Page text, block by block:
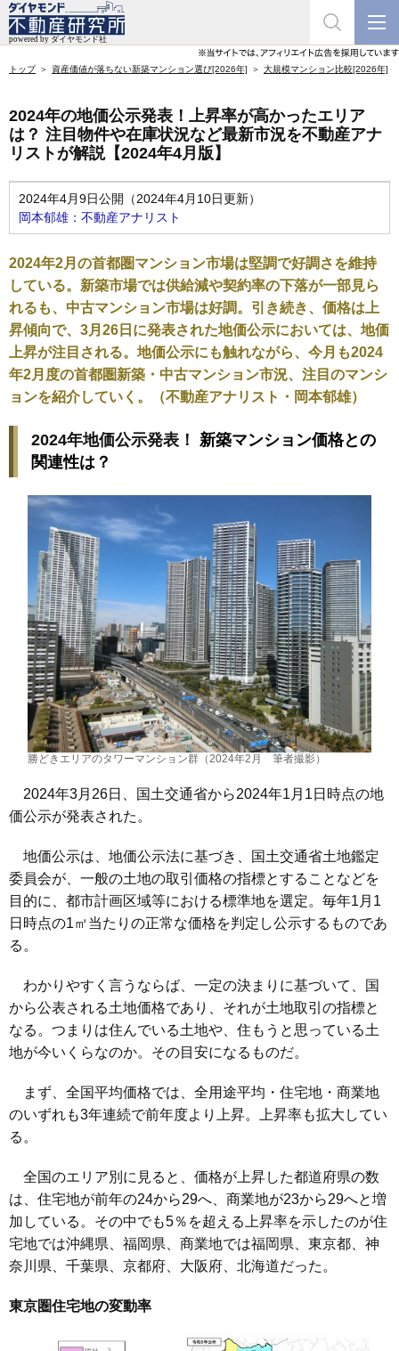
トップ 資産価値が落ちない新築マンション選び[2026年] 大規模マンション比較[2026年]
2024年の地価公示発表！上昇率が高かったエリア
は？ 注目物件や在庫状況など最新市況を不動産アナ
リストが解説【2024年4月版】
2024年4月9日公開（2024年4月10日更新）
岡本郁雄：不動産アナリスト
2024年2月の首都圏マンション市場は堅調で好調さを維持
している。新築市場では供給減や契約率の下落が一部見ら
れるも、中古マンション市場は好調。引き続き、価格は上
昇傾向で、3月26日に発表された地価公示においては、地価
上昇が注目される。地価公示にも触れながら、今月も2024
年2月度の首都圏新築・中古マンション市況、注目のマンシ
ョンを紹介していく。（不動産アナリスト・岡本郁雄）
2024年地価公示発表！ 新築マンション価格との
関連性は？
勝どきエリアのタワーマンション群（2024年2月 筆者撮影）
2024年3月26日、国土交通省から2024年1月1日時点の地
価公示が発表された。
地価公示は、地価公示法に基づき、国土交通省土地鑑定
委員会が、一般の土地の取引価格の指標とすることなどを
目的に、都市計画区域等における標準地を選定。毎年1月1
日時点の1㎡当たりの正常な価格を判定し公示するものであ
る。
わかりやすく言うならば、一定の決まりに基づいて、国
から公表される土地価格であり、それが土地取引の指標と
なる。つまりは住んでいる土地や、住もうと思っている土
地が今いくらなのか。その目安になるものだ。
まず、全国平均価格では、全用途平均・住宅地・商業地
のいずれも3年連続で前年度より上昇。上昇率も拡大してい
る。
全国のエリア別に見ると、価格が上昇した都道府県の数
は、住宅地が前年の24から29へ、商業地が23から29へと増
加している。その中でも5％を超える上昇率を示したのが住
宅地では沖縄県、福岡県、商業地では福岡県、東京都、神
奈川県、千葉県、京都府、大阪府、北海道だった。
東京圏住宅地の変動率